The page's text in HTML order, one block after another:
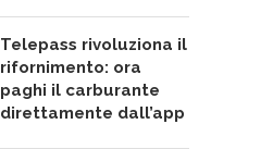
Telepass rivoluziona il
rifornimento: ora
paghi il carburante
direttamente dall’app